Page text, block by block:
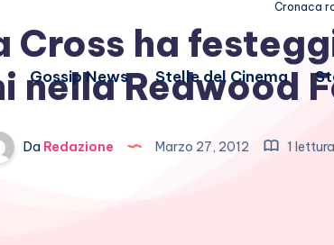
Cronaca
Gossip News Stelle del Cinema
Cross ha
nella Redwood
Da Redazione Marzo 27, 2012 1